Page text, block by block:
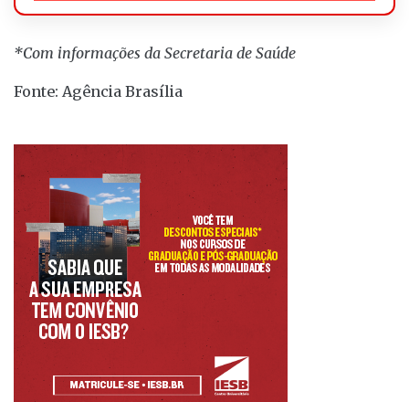
*Com informações da Secretaria de Saúde
Fonte: Agência Brasília